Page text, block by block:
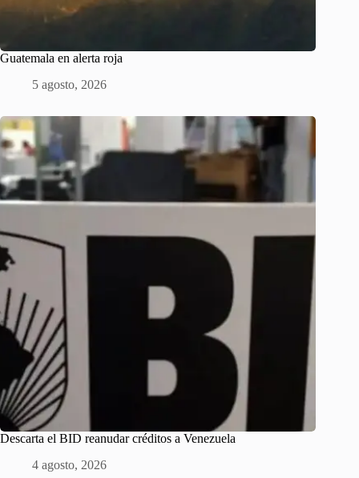
Guatemala en alerta roja
5 agosto, 2026
Descarta el BID reanudar créditos a Venezuela
4 agosto, 2026